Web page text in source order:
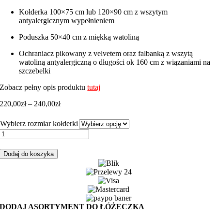
Kołderka 100×75 cm lub 120×90 cm z wszytym
antyalergicznym wypełnieniem
Poduszka 50×40 cm z miękką watoliną
Ochraniacz pikowany z velvetem oraz falbanką z wszytą
watoliną antyalergiczną o długości ok 160 cm z wiązaniami na
szczebelki
Zobacz pełny opis produktututaj
220,00zł – 240,00złZakres
od
220,00zł
do
Wybierz rozmiar kołderki
Dodaj do koszyka
DODAJ ASORTYMENT DO ŁÓŻECZKA